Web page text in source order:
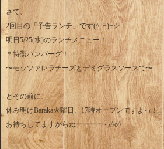
さて、
2回目の「予告ランチ」です(^_−)−☆
明日5/25(水)のランチメニュー！
＊特製ハンバーグ！
〜モッツァレラチーズとデミグラスソースで〜
とその前に、
休み明けBaraka火曜日、17時オープンですよっ！
お待ちしてますからねーーーーっ^o^